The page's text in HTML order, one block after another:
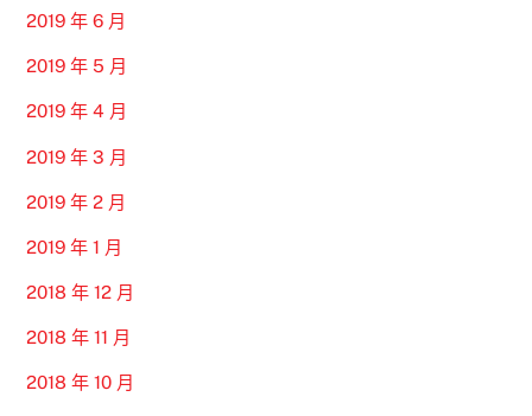
2019 年 6 月
2019 年 5 月
2019 年 4 月
2019 年 3 月
2019 年 2 月
2019 年 1 月
2018 年 12 月
2018 年 11 月
2018 年 10 月